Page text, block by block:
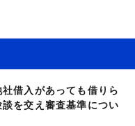
社借入があっても借りら
を交え審査基準につい